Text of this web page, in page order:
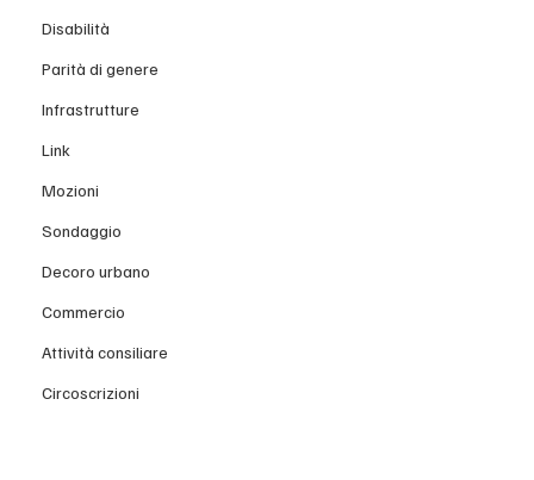
Disabilità
Parità di genere
Infrastrutture
Link
Mozioni
Sondaggio
Decoro urbano
Commercio
Attività consiliare
Circoscrizioni